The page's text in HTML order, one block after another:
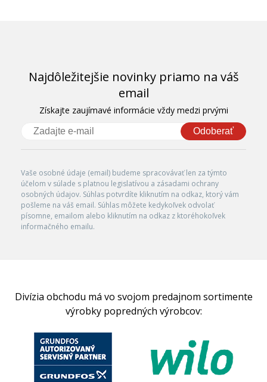
Najdôležitejšie novinky priamo na váš
email
Získajte zaujímavé informácie vždy medzi prvými
Odoberať
Vaše osobné údaje (email) budeme spracovávať len za týmto
účelom v súlade s platnou legislatívou a zásadami ochrany
osobných údajov. Súhlas potvrdíte kliknutím na odkaz, ktorý vám
pošleme na váš email. Súhlas môžete kedykoľvek odvolať
písomne, emailom alebo kliknutím na odkaz z ktoréhokoľvek
informačného emailu.
Divízia obchodu má vo svojom predajnom sortimente
výrobky popredných výrobcov: